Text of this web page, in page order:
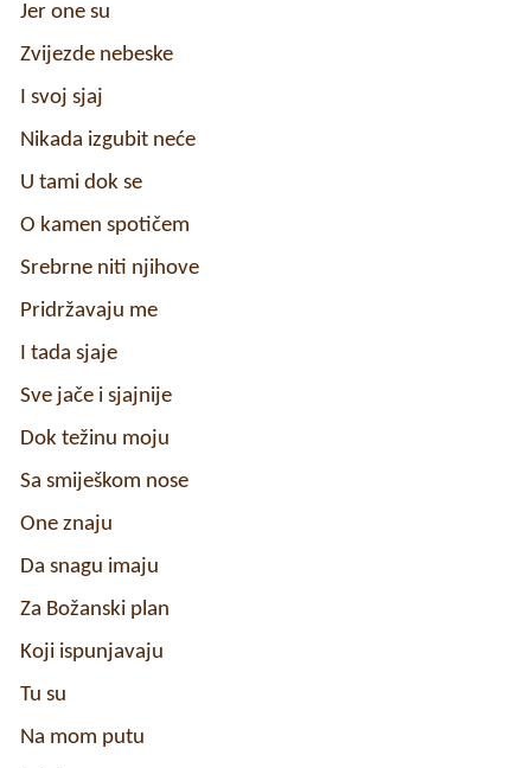
Jer one su
Zvijezde nebeske
I svoj sjaj
Nikada izgubit neće
U tami dok se
O kamen spotičem
Srebrne niti njihove
Pridržavaju me
I tada sjaje
Sve jače i sjajnije
Dok težinu moju
Sa smiješkom nose
One znaju
Da snagu imaju
Za Božanski plan
Koji ispunjavaju
Tu su
Na mom putu